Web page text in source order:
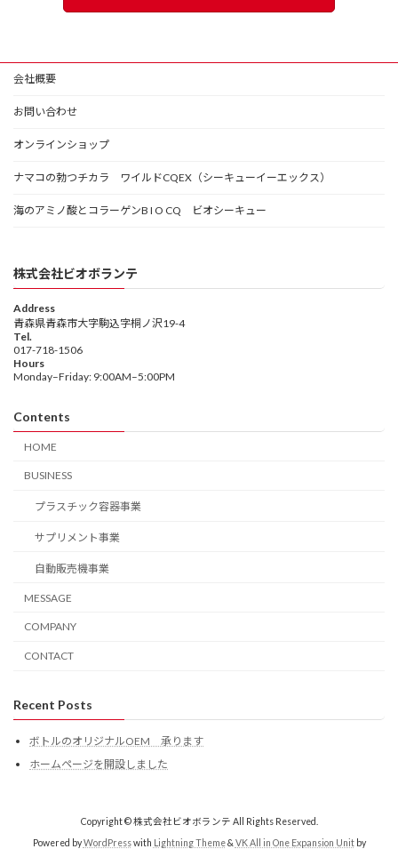
会社概要
お問い合わせ
オンラインショップ
ナマコの勃つチカラ ワイルドCQEX（シーキューイーエックス）
海のアミノ酸とコラーゲンB I O CQ ビオシーキュー
株式会社ビオボランテ
Address
青森県青森市大字駒込字桐ノ沢19-4
Tel.
017-718-1506
Hours
Monday–Friday: 9:00AM–5:00PM
Contents
HOME
BUSINESS
プラスチック容器事業
サプリメント事業
自動販売機事業
MESSAGE
COMPANY
CONTACT
Recent Posts
ボトルのオリジナルOEM 承ります
ホームページを開設しました
Copyright © 株式会社ビオボランテ All Rights Reserved.
Powered byWordPresswith Lightning Theme& VK All in One Expansion Unitby